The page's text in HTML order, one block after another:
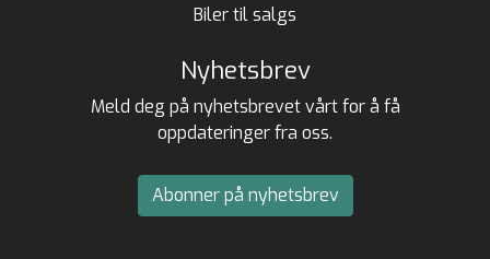
Biler til salgs
Nyhetsbrev
Meld deg på nyhetsbrevet vårt for å få
oppdateringer fra oss.
Abonner på nyhetsbrev